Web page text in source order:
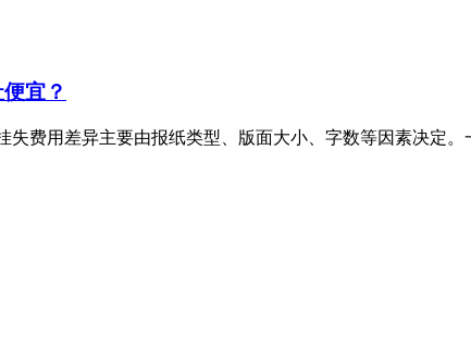
宜？
费用差异主要由报纸类型、版面大小、字数等因素决定